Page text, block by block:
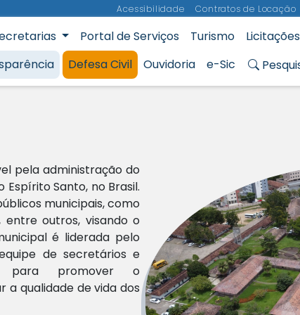
Acessibilidade Contratos de Locação
de Aracruz
Portal de Serviços Turismo Licitações
Defesa Civil Ouvidoria e-Sic
pela administração do
Santo, no Brasil.
municipais, como
entre outros, visando o
é liderada pelo
de secretários e
para promover o
a qualidade de vida dos